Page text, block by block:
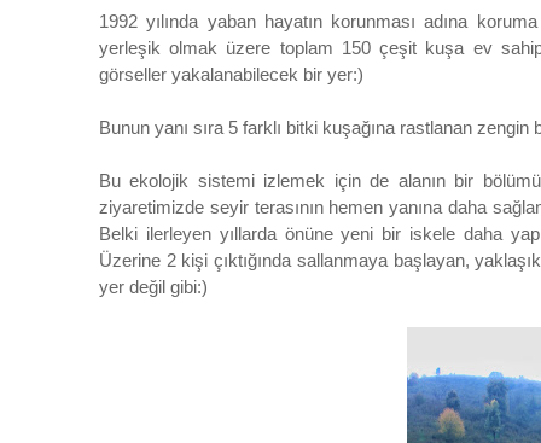
1992 yılında yaban hayatın korunması adına
yerleşik olmak üzere toplam 150 çeşit kuşa ev
görseller yakalanabilecek bir yer:)
Bunun yanı sıra 5 farklı bitki kuşağına rastlanan
Bu ekolojik sistemi izlemek için de alanın bir
ziyaretimizde seyir terasının hemen yanına daha
Belki ilerleyen yıllarda önüne yeni bir iskele daha
Üzerine 2 kişi çıktığında sallanmaya başlayan,
yer değil gibi:)